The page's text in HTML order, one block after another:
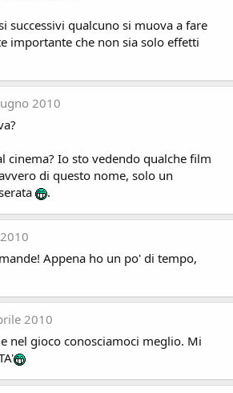
successivi qualcuno si muova a fare
importante che non sia solo effetti
2010
cinema? Io sto vedendo qualche film
di questo nome, solo un
.
Appena ho un po' di tempo,
2010
nel gioco conosciamoci meglio. Mi